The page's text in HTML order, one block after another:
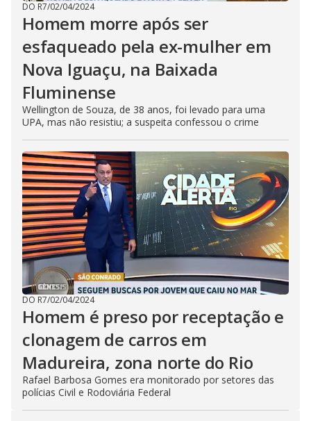
DO R7/02/04/2024
Homem morre após ser
esfaqueado pela ex-mulher em
Nova Iguaçu, na Baixada
Fluminense
Wellington de Souza, de 38 anos, foi levado para uma
UPA, mas não resistiu; a suspeita confessou o crime
DO R7/02/04/2024
Homem é preso por receptação e
clonagem de carros em
Madureira, zona norte do Rio
Rafael Barbosa Gomes era monitorado por setores das
polícias Civil e Rodoviária Federal